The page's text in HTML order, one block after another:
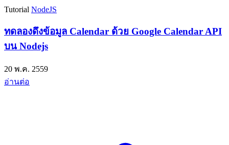
Tutorial NodeJS
ทดลองดึงข้อมูล Calendar ด้วย Google Calendar API
บน Nodejs
20 พ.ค. 2559
อ่านต่อ